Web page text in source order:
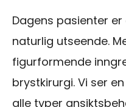
Dagens pasienter
naturlig utseende.
figurformende
brystkirurgi. Vi ser
alle typer